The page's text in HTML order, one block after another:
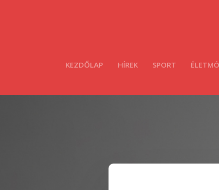
KEZDŐLAP HÍREK SPORT